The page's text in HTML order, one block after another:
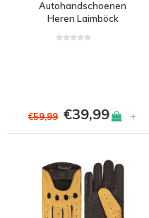
Autohandschoenen
Heren Laimböck
€59,99 €39,99 +